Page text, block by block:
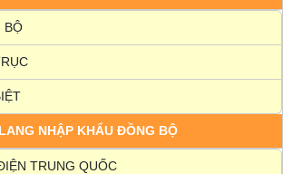
BỘ
NHẬP KHẨU ĐỒNG BỘ
TRUNG QUỐC